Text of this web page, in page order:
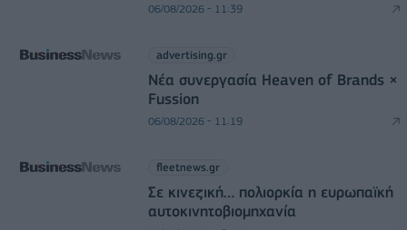
06/08/2026 - 11:39
advertising.gr
Νέα συνεργασία Heaven of Brands ×
Fussion
06/08/2026 - 11:19
fleetnews.gr
Σε κινεζική… πολιορκία η ευρωπαϊκή
αυτοκινητοβιομηχανία